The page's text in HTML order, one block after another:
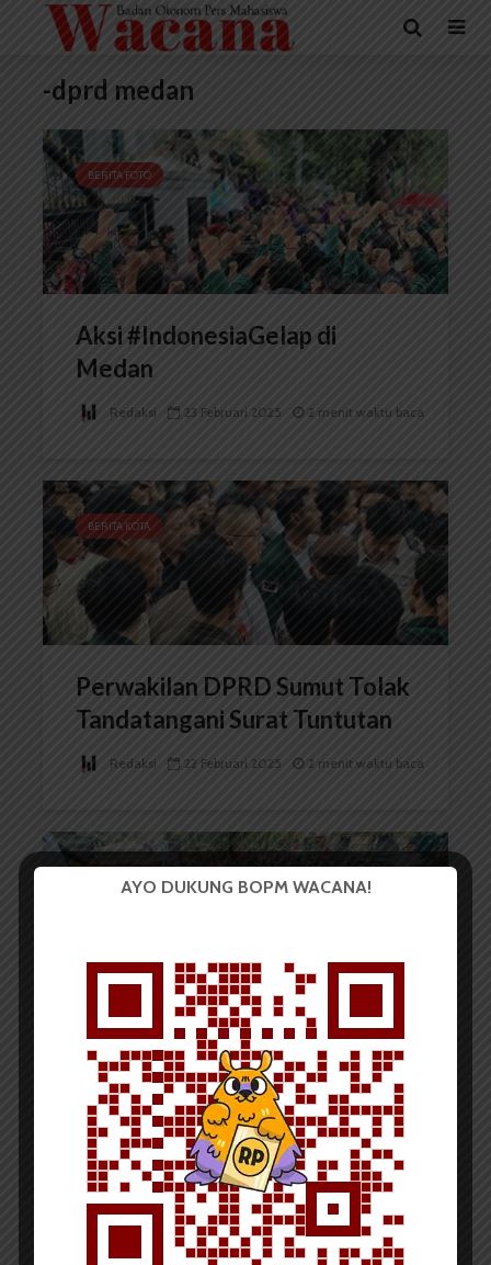
-dprd medan
BERITA FOTO
Aksi #IndonesiaGelap di
Medan
Redaksi 23 Februari 2025 2 menit waktu baca
BERITA KOTA
Perwakilan DPRD Sumut Tolak
Tandatangani Surat Tuntutan
Redaksi 22 Februari 2025 2 menit waktu baca
Sejumlah Mahasiswa Gelar
Aksi #IndonesiaGelap di...
Redaksi 21 Februari 2025 1 menit waktu baca
BERITA KAMPUS
Aliansi Mahasiswa Sumut
AYO DUKUNG BOPM WACANA!